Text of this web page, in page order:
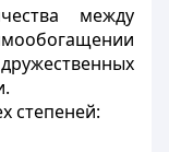
между
степеней: